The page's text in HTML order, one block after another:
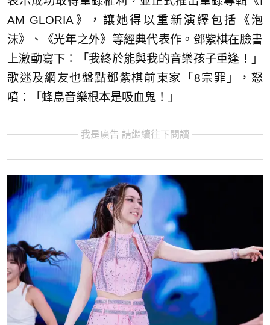
AM GLORIA》，讓她得以重新演繹包括《泡
沫》、《光年之外》等經典代表作。鄧紫棋在臉書
上激動寫下：「我終於能與我的音樂孩子重逢！」
歌迷及網友也盤點鄧紫棋前東家「8宗罪」，怒
噴：「蜂鳥音樂根本是吸血鬼！」
我是廣告 請繼續往下閱讀